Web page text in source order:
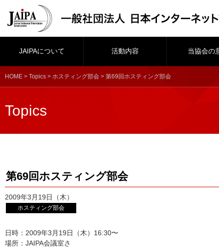
JAIPAについて 活動内容 当協会の
HOME > Topics > ホスティング部会 > 第69回ホスティング部会
Topics
第69回ホスティング部会
2009年3月19日（木）
ホスティング部会
日時：2009年3月19日（木）16:30〜
場所：JAIPA会議室さ